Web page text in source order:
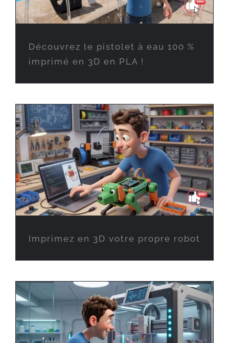
Découvrez le pistolet à eau 100 %
imprimé en 3D en PLA !
Imprimez en 3D votre propre robot